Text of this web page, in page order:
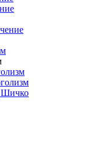
Шичко